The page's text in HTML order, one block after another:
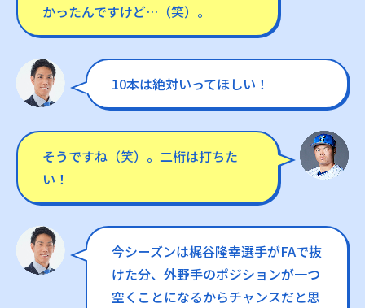
かったんですけど…（笑）。
10本は絶対いってほしい！
そうですね（笑）。二桁は打ちた
い！
今シーズンは梶谷隆幸選手がFAで抜
けた分、外野手のポジションが一つ
空くことになるからチャンスだと思